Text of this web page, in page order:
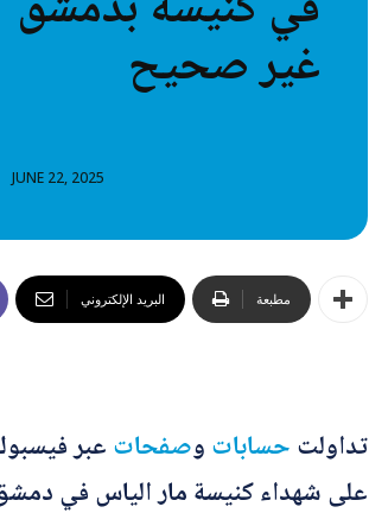
غير صحيح
JUNE 22, 2025
البريد الإلكتروني مطبعة
تداولتحساباتوصفحاتعبر
على شهداء كنيسة مار الياس في